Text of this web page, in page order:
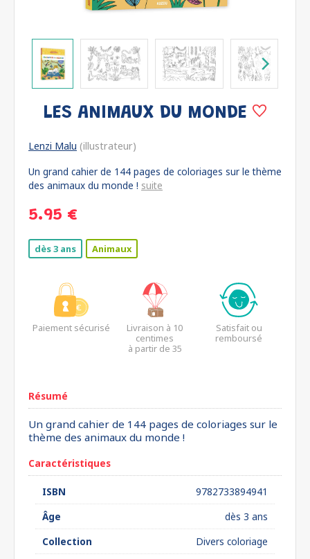
LES ANIMAUX DU MONDE
Lenzi Malu (illustrateur)
Un grand cahier de 144 pages de coloriages sur le thème
des animaux du monde ! suite
5.95 €
dès 3 ans Animaux
Paiement sécurisé
Livraison à 10
centimes
à partir de 35
Satisfait ou
remboursé
Résumé
Un grand cahier de 144 pages de coloriages sur le
thème des animaux du monde !
Caractéristiques
ISBN
9782733894941
Âge
dès 3 ans
Collection
Divers coloriage